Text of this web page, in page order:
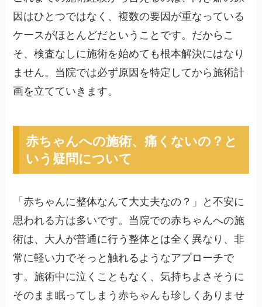
因はひとつではなく、複数の要因が重なっている
ケースがほとんどだということです。だからこ
そ、検査なしに施術を始めても根本解決にはなり
ません。当院では必ず原因を特定してから施術計
画を立てていきます。
赤ちゃんへの施術、痛くないの？と
いう疑問について
「赤ちゃんに整体なんて大丈夫なの？」と不安に
思われる方は多いです。当院での赤ちゃんへの施
術は、大人が普通に行う整体とは全く異なり、非
常に軽い力でそっと触れるようなアプローチで
す。施術中に泣くこともなく、気持ちよさそうに
そのまま眠ってしまう赤ちゃんも珍しくありませ